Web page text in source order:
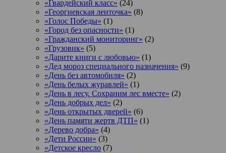
«Гвардейский класс» (24)
«Георгиевская ленточка» (8)
«Голос Победы» (1)
«Город без опасности» (1)
«Гражданский мониторинг» (2)
«Грузовик» (5)
«Дарите книги с любовью» (1)
«Дед мороз специального назначения» (9)
«День без автомобиля» (2)
«День белых журавлей» (1)
«День в лесу. Сохраним лес вместе» (2)
«День добрых дел» (2)
«День открытых дверей» (6)
«День памяти жертв ДТП» (1)
«Дерево добра» (4)
«Дети России» (3)
«Детское кресло (7)